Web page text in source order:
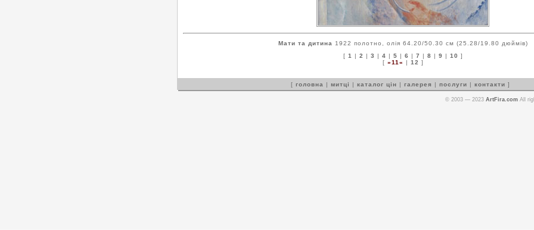
Мати та дитина
1922 полотно, олія 64.20/50.30 см (25.28/19.80 дюймів)
[ 1 | 2 | 3 | 4 | 5 | 6 | 7 | 8 | 9 | 10 ]
[ »11« | 12 ]
[ головна | митці | каталог цін | галерея | послуги | контакти ]
© 2003 — 2023 ArtFira.com All